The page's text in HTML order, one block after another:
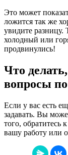
Это может
ложится так же
увидите разницу.
холодный или
продвинулись!
Что
вопросы
Если у вас есть
задавать. Вы
того, обратитесь
вашу работу или